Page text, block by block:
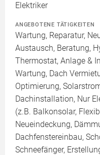
Elektriker
ANGEBOTENE TÄTIGKEITEN
Wartung, Reparatur,
Austausch, Beratung,
Thermostat, Anlage &
Wartung, Dach
Optimierung,
Dachinstallation, Nur
(z.B. Balkonsolar,
Neueindeckung,
Dachfenstereinbau,
Schneefänger,